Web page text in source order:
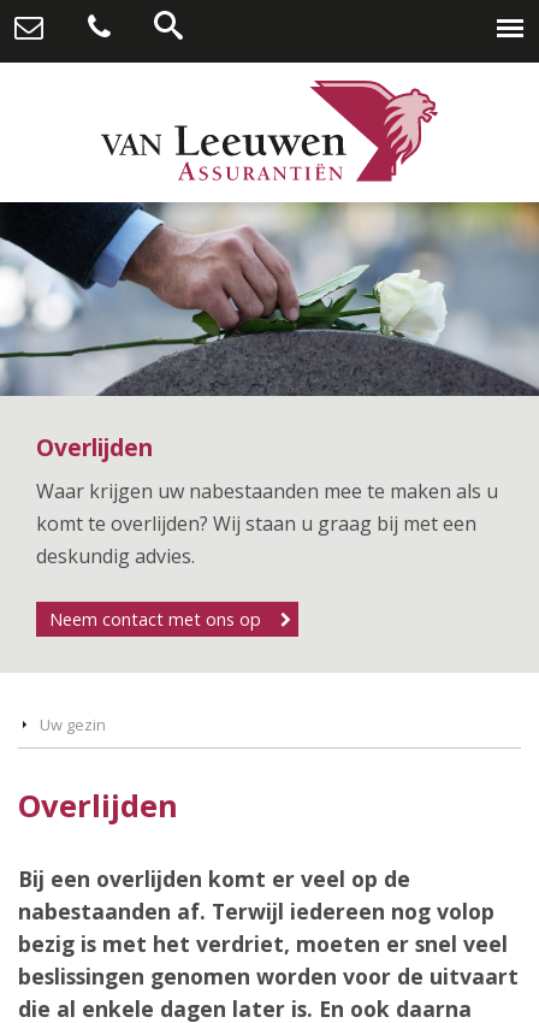
Overlijden
Waar krijgen uw nabestaanden mee te maken als u
komt te overlijden? Wij staan u graag bij met een
deskundig advies.
Neem contact met ons op
Uw gezin
Overlijden
Bij een overlijden komt er veel op de
nabestaanden af. Terwijl iedereen nog volop
bezig is met het verdriet, moeten er snel veel
beslissingen genomen worden voor de uitvaart
die al enkele dagen later is. En ook daarna